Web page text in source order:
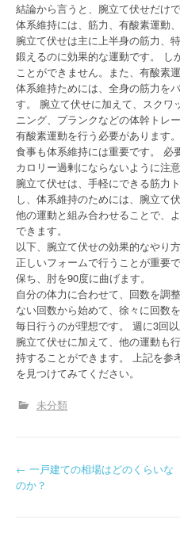
結論から言うと、腕立て伏せだけ
体系維持には、筋力、有酸素運動
腕立て伏せは主に上半身の筋力、
鍛えるのに効果的な運動です。 し
ことができません。また、有酸素
体系維持ためには、全身の筋力を
す。 腕立て伏せに加えて、スクワ
ニング、プランクなどの体幹トレ
有酸素運動を行う必要があります。
食事も体系維持には重要です。 必
カロリー過剰にならないように注
腕立て伏せは、手軽にできる筋力
し、体系維持のためには、腕立て
他の運動と組み合わせることで、
できます。
以下、腕立て伏せの効果的なやり方
正しいフォームで行うことが重要
保ち、肘を90度に曲げます。
自分の体力に合わせて、回数を調
ない回数から始めて、徐々に回数
毎日行うのが理想です。 週に3回
腕立て伏せに加えて、他の運動も
持することができます。 上記を参
を見つけてみてください。
未分類
P
← 一戸建ての相場はどのくらいな
のか？